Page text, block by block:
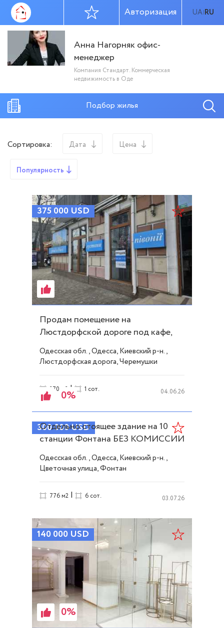
UA|RU
Авторизация
Анна Нагорняк офис-
менеджер
Компания Стандарт. Коммерческая
недвижимость в Оде
Подбор жилья
Сортировка: Дата Цена
Популярность
375 000 USD
Продам помещение на
Люстдорфской дороге под кафе,
салон, магазин! ID 25645
Одесская обл., Одесса, Киевский р-н.,
Люстдорфская дорога, Черемушки
270 м2| 1 сот. 04.06.26
300 000USD
0%
Отдельно стоящее здание на 10
станции Фонтана БЕЗ КОМИССИИ
ID 32526
Одесская обл., Одесса, Киевский р-н.,
Цветочная улица, Фонтан
776 м2 | 6 сот. 03.07.26
140 000 USD
0%